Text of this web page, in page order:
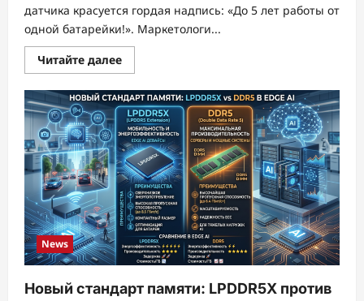
датчика красуется гордая надпись: «До 5 лет работы от
одной батарейки!». Маркетологи...
Читайте далееПрочитать
больше
Энергетический
цинизм:
Как
наши
устройства
потребляют
электроэнергию
в
режиме
«сна»
News
Новый стандарт памяти: LPDDR5X против